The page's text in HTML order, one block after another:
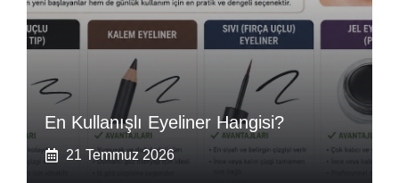
En Kullanışlı Eyeliner Hangisi?
21 Temmuz 2026